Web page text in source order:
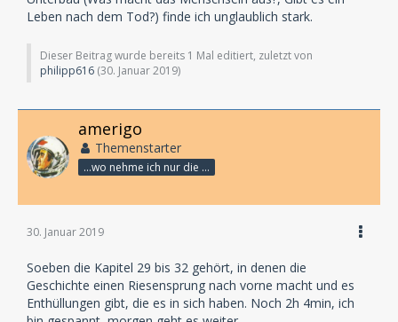
Leben nach dem Tod?) finde ich unglaublich stark.
Dieser Beitrag wurde bereits 1 Mal editiert, zuletzt von
philipp616 (30. Januar 2019)
amerigo
Themenstarter
...wo nehme ich nur die Zeit her, so vieles nicht zu hören?
30. Januar 2019
Soeben die Kapitel 29 bis 32 gehört, in denen die
Geschichte einen Riesensprung nach vorne macht und es
Enthüllungen gibt, die es in sich haben. Noch 2h 4min, ich